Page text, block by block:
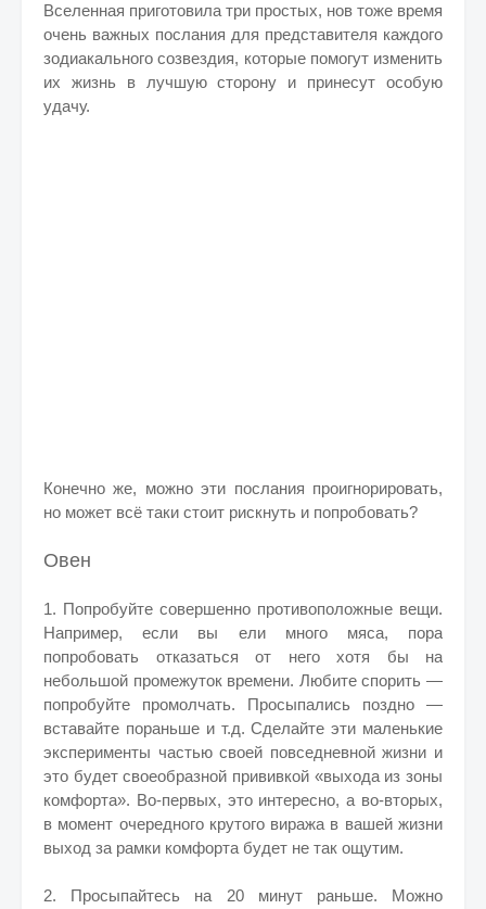
Вселенная приготовила три простых, нов тоже время
очень важных послания для представителя каждого
зодиакального созвездия, которые помогут изменить
их жизнь в лучшую сторону и принесут особую
удачу.
Конечно же, можно эти послания проигнорировать,
но может всё таки стоит рискнуть и попробовать?
Овен
1. Попробуйте совершенно противоположные вещи.
Например, если вы ели много мяса, пора
попробовать отказаться от него хотя бы на
небольшой промежуток времени. Любите спорить —
попробуйте промолчать. Просыпались поздно —
вставайте пораньше и т.д. Сделайте эти маленькие
эксперименты частью своей повседневной жизни и
это будет своеобразной прививкой «выхода из зоны
комфорта». Во-первых, это интересно, а во-вторых,
в момент очередного крутого виража в вашей жизни
выход за рамки комфорта будет не так ощутим.
2. Просыпайтесь на 20 минут раньше. Можно